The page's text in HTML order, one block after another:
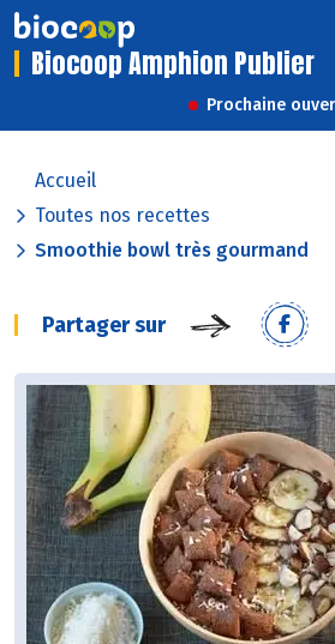
Biocoop Amphion Publier
Prochaine
Accueil
Toutes nos recettes
Smoothie bowl très gourmand
Partager sur